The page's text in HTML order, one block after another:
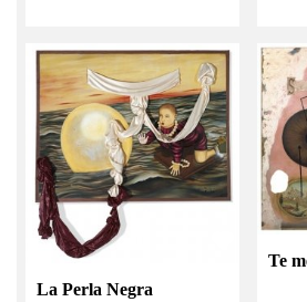
La Perla Negra
Te